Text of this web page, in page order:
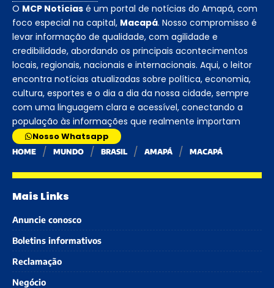
O MCP Notícias é um portal de notícias do Amapá, com
foco especial na capital, Macapá. Nosso compromisso é
levar informação de qualidade, com agilidade e
credibilidade, abordando os principais acontecimentos
locais, regionais, nacionais e internacionais. Aqui, o leitor
encontra notícias atualizadas sobre política, economia,
cultura, esportes e o dia a dia da nossa cidade, sempre
com uma linguagem clara e acessível, conectando a
população às informações que realmente importam
Nosso Whatsapp
HOME MUNDO BRASIL AMAPÁ MACAPÁ
Mais Links
Anuncie conosco
Boletins informativos
Reclamação
Negócio